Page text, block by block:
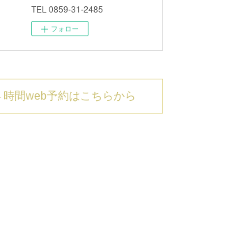
TEL 0859-31-2485
フォロー
時間web予約はこちらから